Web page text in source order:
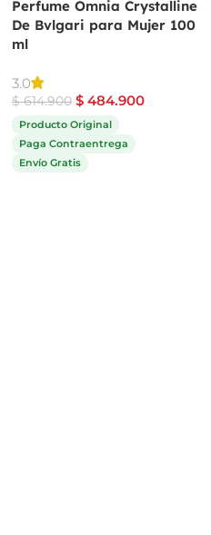
Perfume Omnia Crystalline
De Bvlgari para Mujer 100
ml
3.0
$614.900 $ 484.900
Producto Original
Paga Contraentrega
Envío Gratis